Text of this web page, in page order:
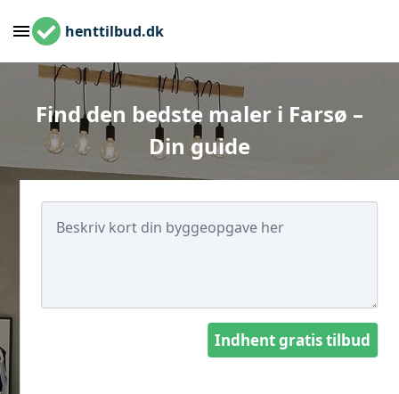
henttilbud.dk
Find den bedste maler i Farsø –
Din guide
Indhent gratis tilbud